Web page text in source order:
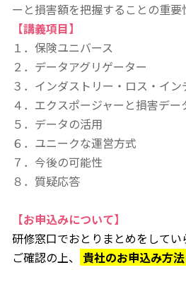
ーと損害額を把握することの重要
【講義項目】
１．保険ユニバース
２ ． データアグリゲーター
３ ． インダストリー・ロス・イ
４ ． エクスポージャーと損害デー
５ ． データの活用
６ ． ユニークな運営方式
７ ． 今後の可能性
８ ． 質疑応答
【お申込みについて】
研修窓口でおとりまとめをして
ご確認の上、 貴社のお申込み方法